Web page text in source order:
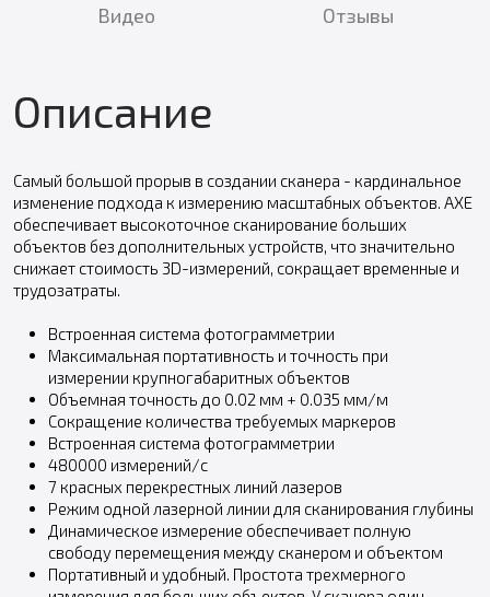
Видео Отзывы
Описание
Самый большой прорыв в создании сканера - кардинальное
изменение подхода к измерению масштабных объектов. AXE
обеспечивает высокоточное сканирование больших
объектов без дополнительных устройств, что значительно
снижает стоимость 3D-измерений, сокращает временные и
трудозатраты.
Встроенная система фотограмметрии
Максимальная портативность и точность при
измерении крупногабаритных объектов
Объемная точность до 0.02 мм + 0.035 мм/м
Сокращение количества требуемых маркеров
Встроенная система фотограмметрии
480000 измерений/с
7 красных перекрестных линий лазеров
Режим одной лазерной линии для сканирования глубины
Динамическое измерение обеспечивает полную
свободу перемещения между сканером и объектом
Портативный и удобный. Простота трехмерного